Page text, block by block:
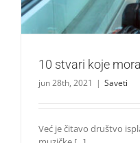
10 stvari koje
jun 28th, 2021 | Saveti
Već je čitavo društvo